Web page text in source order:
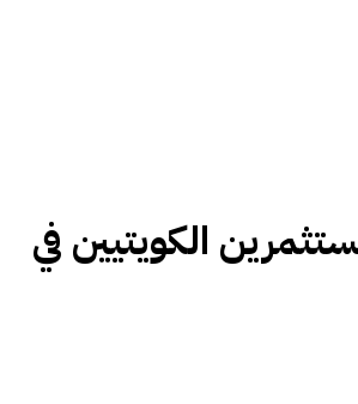
الكويتيين في